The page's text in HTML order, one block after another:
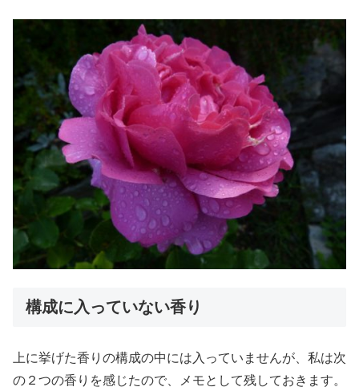
構成に入っていない香り
上に挙げた香りの構成の中には入っていませんが、私は次
の２つの香りを感じたので、メモとして残しておきます。